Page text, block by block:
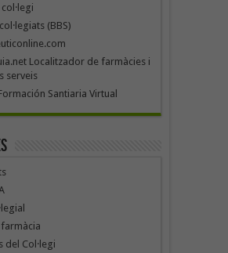
(BBS)
Localitzador de farmàcies i
serveis
Santiaria Virtual
del Col·legi